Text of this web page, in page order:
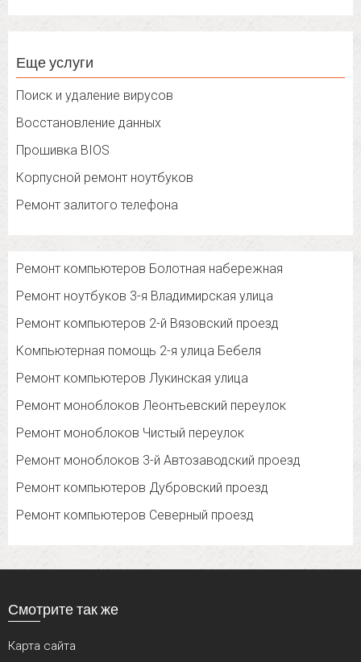
Еще услуги
Поиск и удаление вирусов
Восстановление данных
Прошивка BIOS
Корпусной ремонт ноутбуков
Ремонт залитого телефона
Ремонт компьютеров Болотная набережная
Ремонт ноутбуков 3-я Владимирская улица
Ремонт компьютеров 2-й Вязовский проезд
Компьютерная помощь 2-я улица Бебеля
Ремонт компьютеров Лукинская улица
Ремонт моноблоков Леонтьевский переулок
Ремонт моноблоков Чистый переулок
Ремонт моноблоков 3-й Автозаводский проезд
Ремонт компьютеров Дубровский проезд
Ремонт компьютеров Северный проезд
Смотрите так же
Карта сайта